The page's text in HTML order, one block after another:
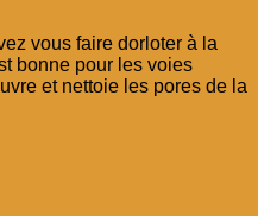
vous faire dorloter à la
bonne pour les voies
et nettoie les pores de la